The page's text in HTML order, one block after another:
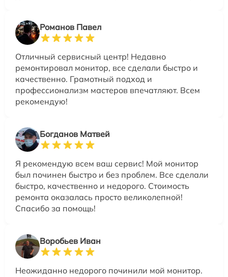
Романов Павел
Отличный сервисный центр! Недавно
ремонтировал монитор, все сделали быстро и
качественно. Грамотный подход и
профессионализм мастеров впечатляют. Всем
рекомендую!
Богданов Матвей
Я рекомендую всем ваш сервис! Мой монитор
был починен быстро и без проблем. Все сделали
быстро, качественно и недорого. Стоимость
ремонта оказалась просто великолепной!
Спасибо за помощь!
Воробьев Иван
Неожиданно недорого починили мой монитор.